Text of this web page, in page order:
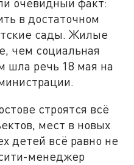
в достаточном
сады. Жилые
чем социальная
шла речь 18 мая на
строятся всё
мест в новых
детей всё равно не
менеджер